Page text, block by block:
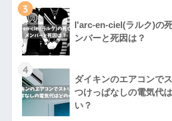
3
l'arc-en-ciel(ラルク)の
ンバーと死因は？
4
ダイキンのエアコンで
つけっぱなしの電気代
い？